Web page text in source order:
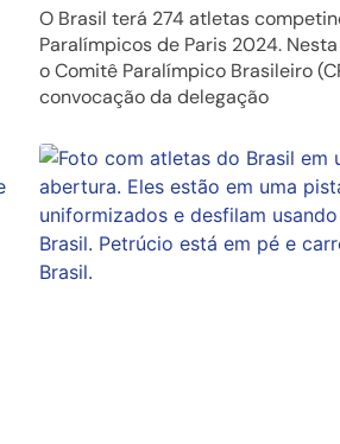
O Brasil terá 274 atletas
Paralímpicos de Paris 2024.
o Comitê Paralímpico Brasileiro
convocação da delegação